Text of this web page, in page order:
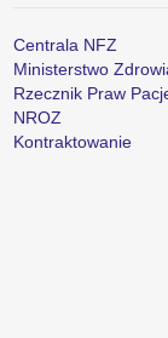
Centrala NFZ
Ministerstwo
Rzecznik Praw
NROZ
Kontraktowanie